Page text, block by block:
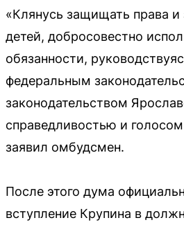
«Клянусь защищать права и
детей, добросовестно
обязанности,
федеральным
законодательством
справедливостью и
заявил омбудсмен.
После этого дума
вступление Крупина в